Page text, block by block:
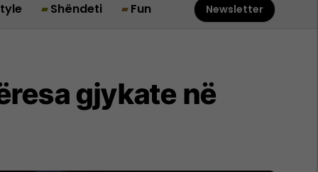
Shëndeti Fun Newsletter
gjykate në